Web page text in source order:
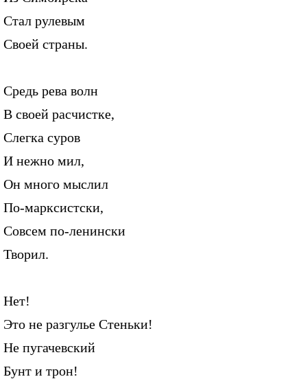
Стал рулевым
Своей страны.
Средь рева волн
В своей расчистке,
Слегка суров
И нежно мил,
Он много мыслил
По-марксистски,
Совсем по-ленински
Творил.
Нет!
Это не разгулье Стеньки!
Не пугачевский
Бунт и трон!